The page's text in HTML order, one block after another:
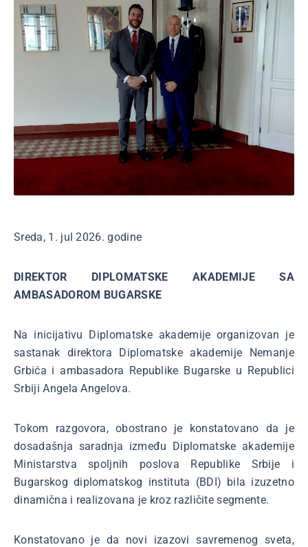
Sreda, 1. jul 2026. godine
DIREKTOR DIPLOMATSKE AKADEMIJE SA
AMBASADOROM BUGARSKE
Na inicijativu Diplomatske akademije organizovan je
sastanak direktora Diplomatske akademije Nemanje
Grbića i ambasadora Republike Bugarske u Republici
Srbiji Angela Angelova.
Tokom razgovora, obostrano je konstatovano da je
dosadašnja saradnja između Diplomatske akademije
Ministarstva spoljnih poslova Republike Srbije i
Bugarskog diplomatskog instituta (BDI) bila izuzetno
dinamična i realizovana je kroz različite segmente.
Konstatovano je da novi izazovi savremenog sveta,